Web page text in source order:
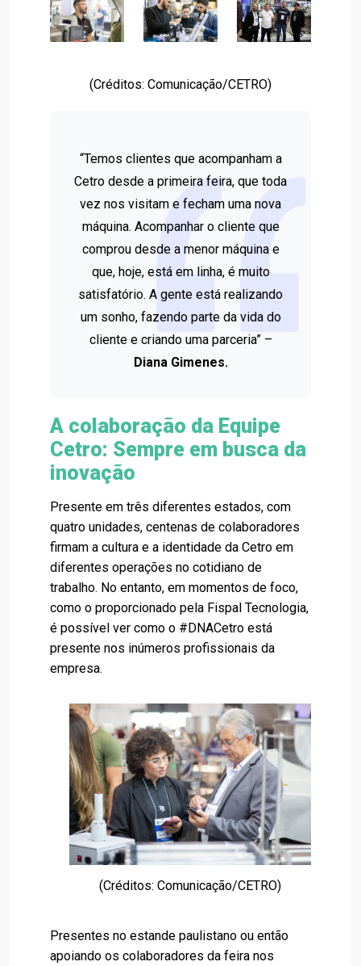
(Créditos: Comunicação/CETRO)
“Temos clientes que acompanham a
Cetro desde a primeira feira, que toda
vez nos visitam e fecham uma nova
máquina. Acompanhar o cliente que
comprou desde a menor máquina e
que, hoje, está em linha, é muito
satisfatório. A gente está realizando
um sonho, fazendo parte da vida do
cliente e criando uma parceria” –
Diana Gimenes.
A colaboração da Equipe
Cetro: Sempre em busca da
inovação
Presente em três diferentes estados, com
quatro unidades, centenas de colaboradores
firmam a cultura e a identidade da Cetro em
diferentes operações no cotidiano de
trabalho. No entanto, em momentos de foco,
como o proporcionado pela Fispal Tecnologia,
é possível ver como o #DNACetro está
presente nos inúmeros profissionais da
empresa.
(Créditos: Comunicação/CETRO)
Presentes no estande paulistano ou então
apoiando os colaboradores da feira nos